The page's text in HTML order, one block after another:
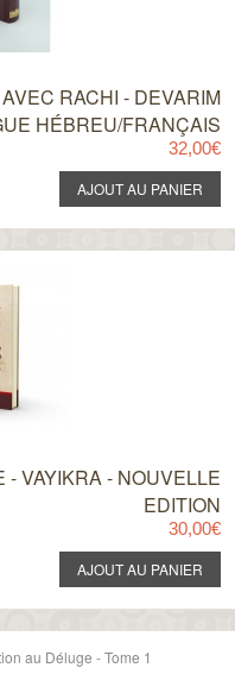
RACHI - DEVARIM
HÉBREU/FRANÇAIS
32,00€
VAYIKRA - NOUVELLE
EDITION
30,00€